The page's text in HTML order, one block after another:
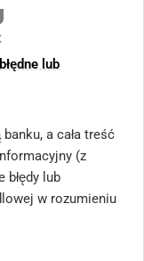
lub
a cała treść
(z
błędy lub
w rozumieniu